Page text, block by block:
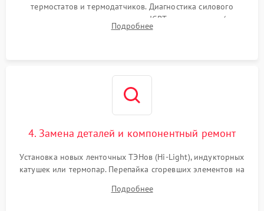
термостатов и термодатчиков. Диагностика силового
модуля, реле, диодных мостов и IGBT-транзисторов (для
индукции). Проверка кранов и газ-контроля (для газовых
Подробнее
4. Замена деталей и компонентный ремонт
Установка новых ленточных ТЭНов (Hi-Light), индукторных
катушек или термопар. Перепайка сгоревших элементов на
дорожек. Очистка контактов и замена поврежденной
Подробнее